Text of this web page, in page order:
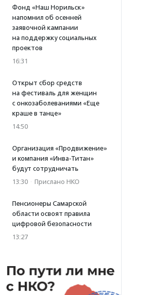
Фонд «Наш Норильск»
напомнил об осенней
заявочной кампании
на поддержку социальных
проектов
16:31
Открыт сбор средств
на фестиваль для женщин
с онкозаболеваниями «Еще
краше в танце»
14:50
Организация «Продвижение»
и компания «Инва-Титан»
будут сотрудничать
13:30 · Прислано НКО
Пенсионеры Самарской
области освоят правила
цифровой безопасности
13:27